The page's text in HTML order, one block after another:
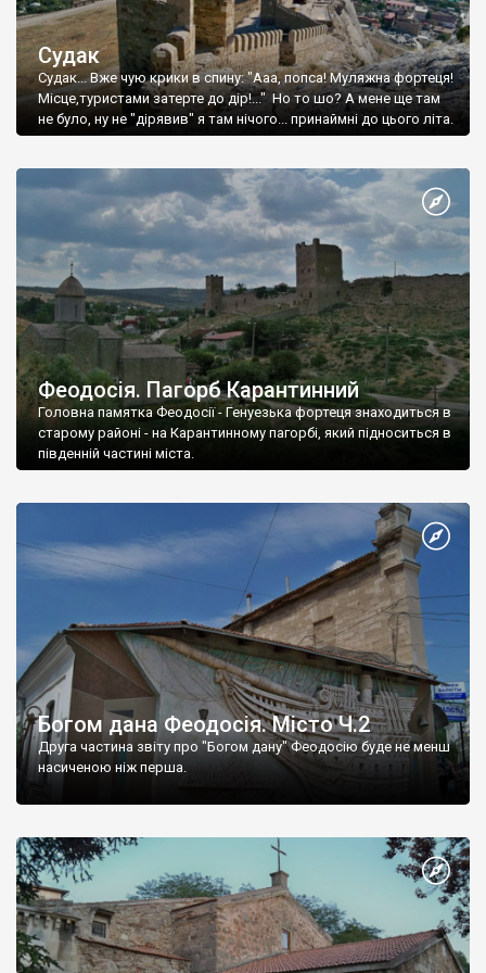
Судак
Судак... Вже чую крики в спину: "Ааа, попса! Муляжна фортеця!
Місце,туристами затерте до дір!..." Но то шо? А мене ще там
не було, ну не "дірявив" я там нічого... принаймні до цього літа.
Феодосія. Пагорб Карантинний
Головна памятка Феодосії - Генуезька фортеця знаходиться в
старому районі - на Карантинному пагорбі, який підноситься в
південній частині міста.
Богом дана Феодосія. Місто Ч.2
Друга частина звіту про "Богом дану" Феодосію буде не менш
насиченою ніж перша.